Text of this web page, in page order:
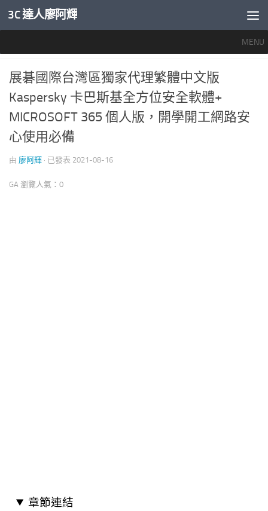
內文下方
3C 達人廖阿輝
MENU
0
展碁國際台灣區獨家代理繁體中文版
Kaspersky 卡巴斯基全方位安全軟體+
MICROSOFT 365 個人版，開學開工網路安
心使用必備
由 廖阿輝 · 已發表 2021-08-16
GA 瀏覽人氣：0
章節連結